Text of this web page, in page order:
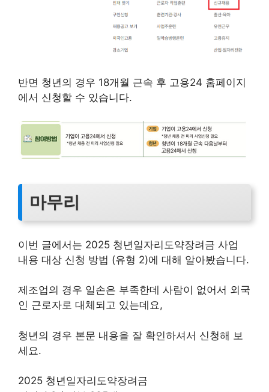
반면 청년의 경우 18개월 근속 후 고용24 홈페이지
에서 신청할 수 있습니다.
마무리
이번 글에서는 2025 청년일자리도약장려금 사업
내용 대상 신청 방법 (유형 2)에 대해 알아봤습니다.
제조업의 경우 일손은 부족한데 사람이 없어서 외국
인 근로자로 대체되고 있는데요,
청년의 경우 본문 내용을 잘 확인하셔서 신청해 보
세요.
2025 청년일자리도약장려금